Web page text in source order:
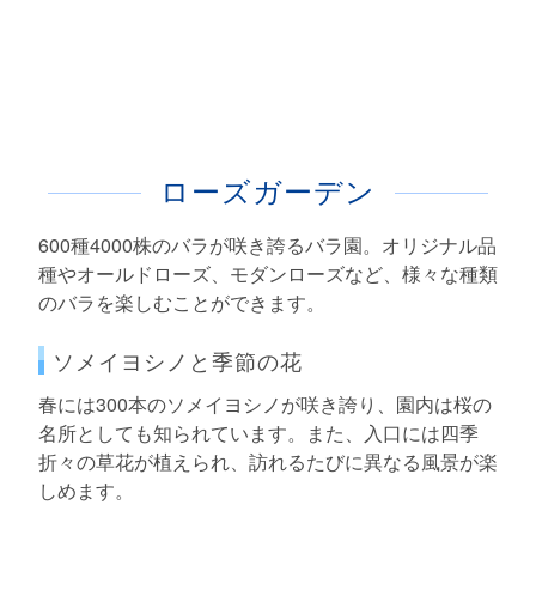
ローズガーデン
600種4000株のバラが咲き誇るバラ園。オリジナル品
種やオールドローズ、モダンローズなど、様々な種類
のバラを楽しむことができます。
ソメイヨシノと季節の花
春には300本のソメイヨシノが咲き誇り、園内は桜の
名所としても知られています。また、入口には四季
折々の草花が植えられ、訪れるたびに異なる風景が楽
しめます。